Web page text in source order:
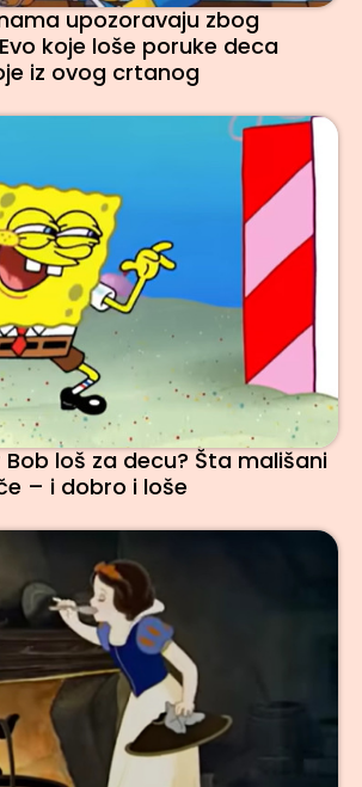
upozoravaju zbog
koje loše poruke deca
iz ovog crtanog
Bob loš za decu? Šta mališani
– i dobro i loše